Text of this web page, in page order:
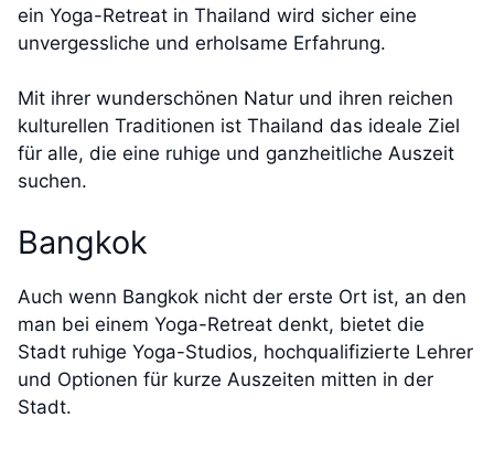
ein Yoga-Retreat in Thailand wird sicher eine
unvergessliche und erholsame Erfahrung.
Mit ihrer wunderschönen Natur und ihren reichen
kulturellen Traditionen ist Thailand das ideale Ziel
für alle, die eine ruhige und ganzheitliche Auszeit
suchen.
Bangkok
Auch wenn Bangkok nicht der erste Ort ist, an den
man bei einem Yoga-Retreat denkt, bietet die
Stadt ruhige Yoga-Studios, hochqualifizierte Lehrer
und Optionen für kurze Auszeiten mitten in der
Stadt.